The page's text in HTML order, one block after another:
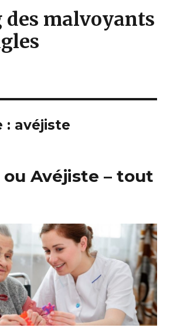
des malvoyants
: avéjiste
ou Avéjiste – tout